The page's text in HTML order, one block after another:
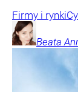
Firmy i rynki
Beata